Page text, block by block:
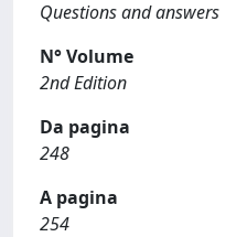
Questions and answers
N° Volume
2nd Edition
Da pagina
248
A pagina
254